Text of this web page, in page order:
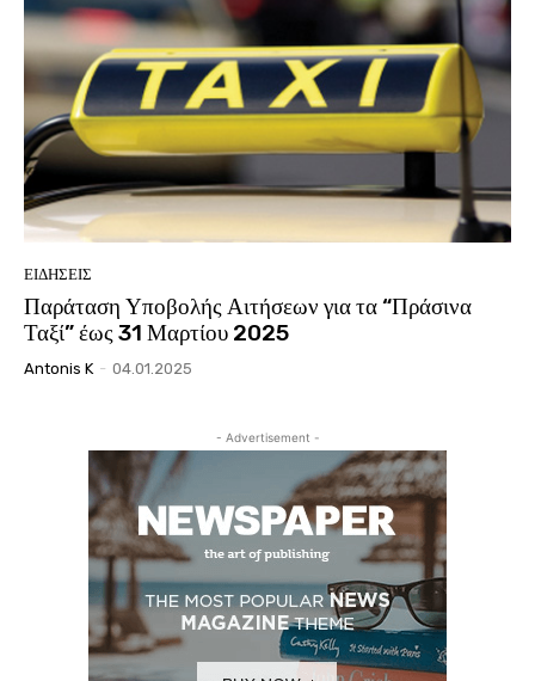
ΕΙΔΗΣΕΙΣ
Παράταση Υποβολής Αιτήσεων για τα “Πράσινα
Ταξί” έως 31 Μαρτίου 2025
Antonis K - 04.01.2025
- Advertisement -